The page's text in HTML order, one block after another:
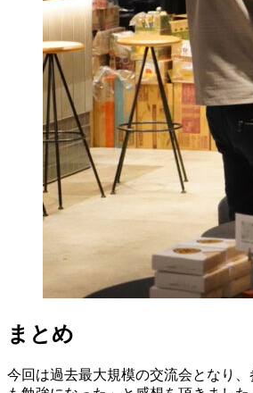
まとめ
今回は過去最大規模の交流会となり